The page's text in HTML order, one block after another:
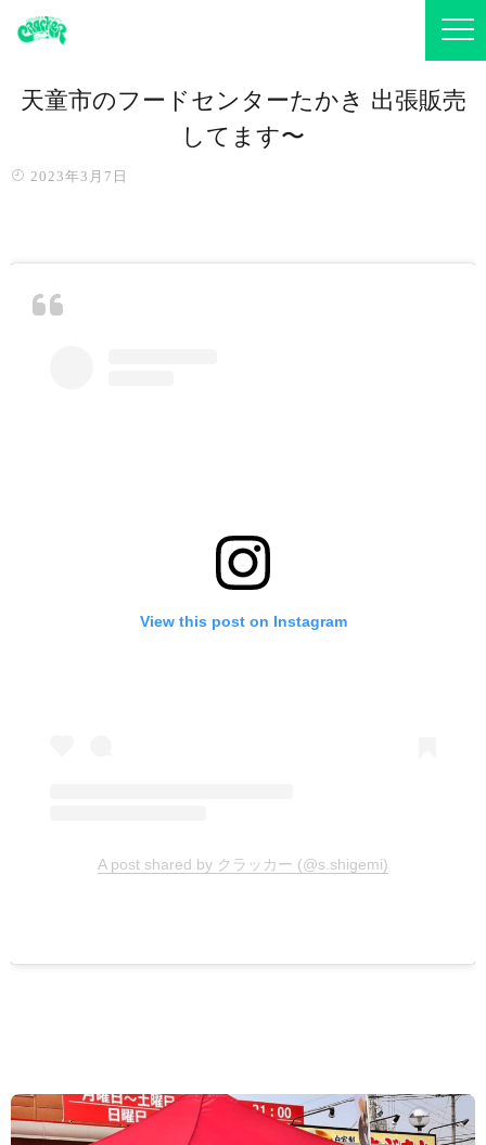
天童市のフードセンターたかき 出張販売
してます〜️
2023年3月7日
View this post on Instagram
A post shared by クラッカー (@s.shigemi)